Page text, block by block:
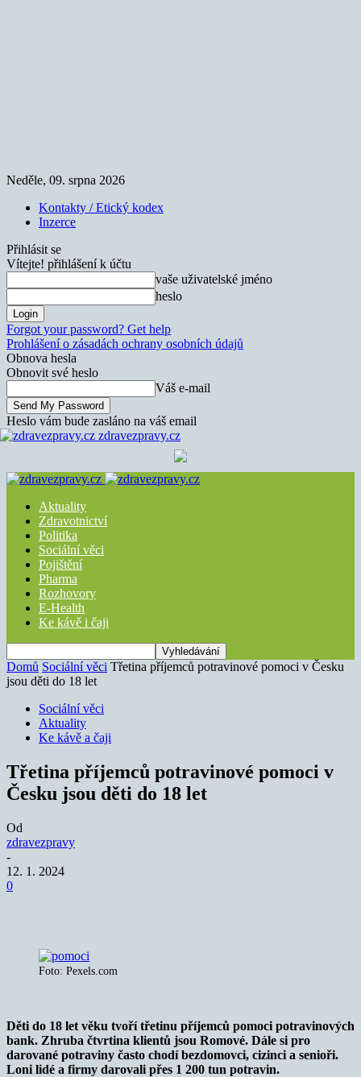
Neděle, 09. srpna 2026
Kontakty / Etický kodex
Inzerce
Přihlásit se
Vítejte! přihlášení k účtu
vaše uživatelské jméno
heslo
Forgot your password? Get help
Prohlášení o zásadách ochrany osobních údajů
Obnova hesla
Obnovit své heslo
Váš e-mail
Heslo vám bude zasláno na váš email
zdravezpravy.cz
Aktuality
Zdravotnictví
Politika
Sociální věci
Pojištění
Pharma
Rozhovory
E-Health
Ke kávě i čaji
Domů Sociální věci Třetina příjemců potravinové pomoci v Česku
jsou děti do 18 let
Sociální věci
Aktuality
Ke kávě a čaji
Třetina příjemců potravinové pomoci v
Česku jsou děti do 18 let
Od
zdravezpravy
-
12. 1. 2024
0
Foto: Pexels.com
Děti do 18 let věku tvoří třetinu příjemců pomoci potravinových
bank. Zhruba čtvrtina klientů jsou Romové. Dále si pro
darované potraviny často chodí bezdomovci, cizinci a senioři.
Loni lidé a firmy darovali přes 1 200 tun potravin.